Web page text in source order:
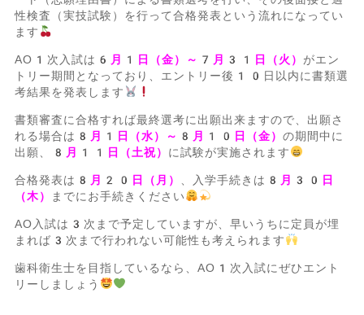
性検査（実技試験）を行って合格発表という流れになってい
ます
AO1次入試は 6月1日（金）～7月31日（火） がエン
トリー期間となっており、エントリー後10日以内に書類選
考結果を発表します
書類審査に合格すれば最終選考に出願出来ますので、出願さ
れる場合は 8月1日（水）～8月10日（金） の期間中に
出願、
8月11日（土祝） に試験が実施されます
合格発表は 8月20日（月） 、入学手続きは 8月30日
（木）
までにお手続きください
AO入試は3次まで予定していますが、早いうちに定員が埋
まれば3次まで行われない可能性も考えられます
歯科衛生士を目指しているなら、AO1次入試にぜひエント
リーしましょう